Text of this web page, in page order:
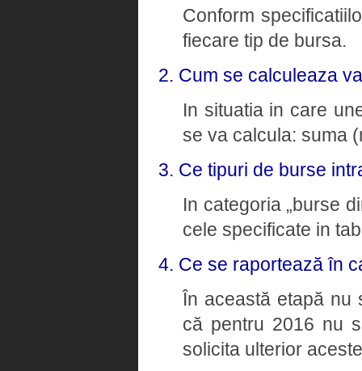
Conform
fiecare tip de bursa.
2. Cum se calculeaza
In situatia in care
se va calcula: suma
3. Ce tipuri de burse
In categoria „burse
cele specificate in
4. Ce se raportează în
În această etapă nu
că pentru 2016 nu
solicita ulterior